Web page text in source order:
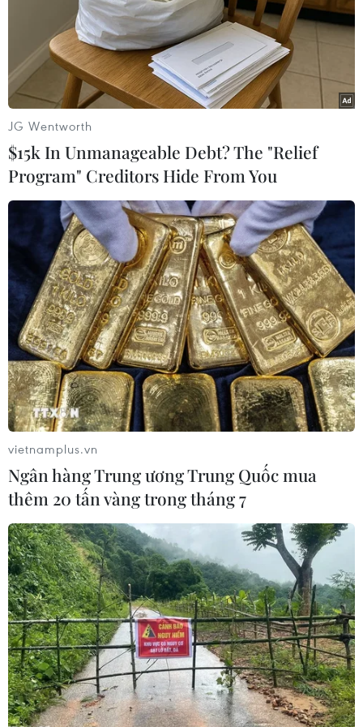
Philippines ấn định thời điểm tổ chức
vòng hòa đàm thứ 5
16/05/2017 07:07
Chính phủ Philippines và nhóm phiến quân cánh tả Mặt
trận Dân tộc Dân chủ Philippines (NDFP) đã ấn định thời
điểm tổ chức vòng hòa đàm thứ 5 tại Hà Lan vào cuối
tháng này.
Philippines và Trung Quốc cam kết tăng
cường quan hệ hữu nghị
16/05/2017 10:56
JG Wentworth
$15k In Unmanageable Debt? The "Relief
Program" Creditors Hide From You
vietnamplus.vn
Ngân hàng Trung ương Trung Quốc mua
thêm 20 tấn vàng trong tháng 7